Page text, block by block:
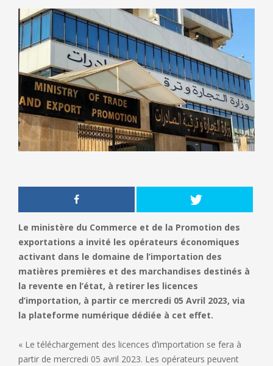
Le ministère du Commerce et de la Promotion des
exportations a invité les opérateurs économiques
activant dans le domaine de l’importation des
matières premières et des marchandises destinés à
la revente en l’état, à retirer les licences
d’importation, à partir ce mercredi 05 Avril 2023, via
la plateforme numérique dédiée à cet effet.
« Le téléchargement des licences d’importation se fera à
partir de mercredi 05 avril 2023. Les opérateurs peuvent